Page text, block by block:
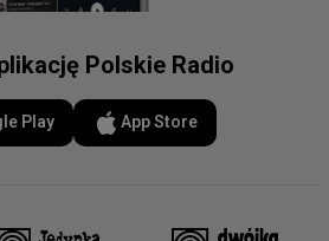
Polskie Radio
Play App Store